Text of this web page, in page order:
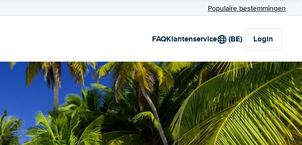
Populaire bestemmingen
FAQKlantenservice (BE) Login